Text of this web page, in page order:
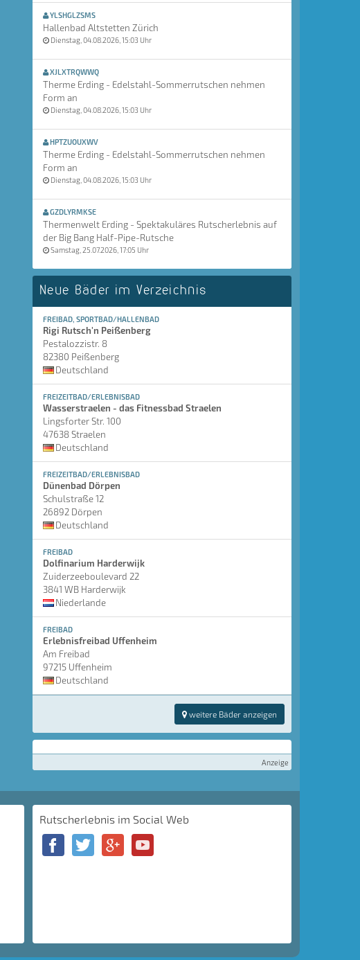
YLSHGLZSMS
Hallenbad Altstetten Zürich
Dienstag, 04.08.2026, 15:03 Uhr
XJLXTRQWWQ
Therme Erding - Edelstahl-Sommerrutschen nehmen
Form an
Dienstag, 04.08.2026, 15:03 Uhr
HPTZUOUXWV
Therme Erding - Edelstahl-Sommerrutschen nehmen
Form an
Dienstag, 04.08.2026, 15:03 Uhr
GZDLYRMKSE
Thermenwelt Erding - Spektakuläres Rutscherlebnis auf
der Big Bang Half-Pipe-Rutsche
Samstag, 25.07.2026, 17:05 Uhr
Neue Bäder im Verzeichnis
FREIBAD, SPORTBAD/HALLENBAD
Rigi Rutsch'n Peißenberg
Pestalozzistr. 8
82380 Peißenberg
Deutschland
FREIZEITBAD/ERLEBNISBAD
Wasserstraelen - das Fitnessbad Straelen
Lingsforter Str. 100
47638 Straelen
Deutschland
FREIZEITBAD/ERLEBNISBAD
Dünenbad Dörpen
Schulstraße 12
26892 Dörpen
Deutschland
FREIBAD
Dolfinarium Harderwijk
Zuiderzeeboulevard 22
3841 WB Harderwijk
Niederlande
FREIBAD
Erlebnisfreibad Uffenheim
Am Freibad
97215 Uffenheim
Deutschland
weitere Bäder anzeigen
Anzeige
Rutscherlebnis im Social Web